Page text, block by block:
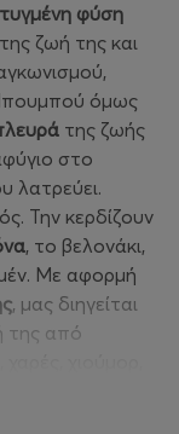
φύση
ζωή της και
όμως
της ζωής
στο
λατρεύει.
Την κερδίζουν
, το βελονάκι,
Με αφορμή
, μας διηγείται
της από